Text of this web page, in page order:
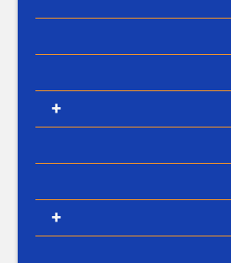
+
+